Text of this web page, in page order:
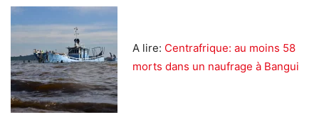
A lire: Centrafrique: au moins 58
morts dans un naufrage à Bangui